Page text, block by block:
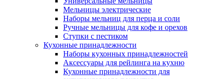
Мельницы электрические
Наборы мельниц для перца и соли
Ручные мельницы для кофе и орехов
Ступки с пестиком
Кухонные принадлежности
Наборы кухонных принадлежностей
Аксессуары для рейлинга на кухню
Кухонные принадлежности для